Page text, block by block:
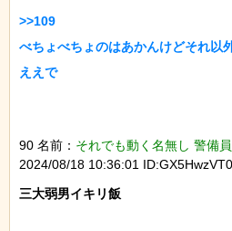
>>109
べちょべちょのはあかんけどそれ以
ええで
90 名前： それでも動く名無し 警備
2024/08/18 10:36:01 ID:GX5HwzVT0
三大弱男イキリ飯